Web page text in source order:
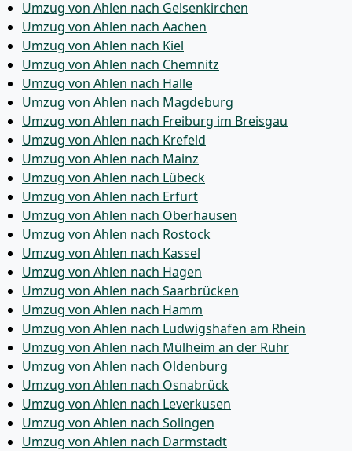
Umzug von Ahlen nach Gelsenkirchen
Umzug von Ahlen nach Aachen
Umzug von Ahlen nach Kiel
Umzug von Ahlen nach Chemnitz
Umzug von Ahlen nach Halle
Umzug von Ahlen nach Magdeburg
Umzug von Ahlen nach Freiburg im Breisgau
Umzug von Ahlen nach Krefeld
Umzug von Ahlen nach Mainz
Umzug von Ahlen nach Lübeck
Umzug von Ahlen nach Erfurt
Umzug von Ahlen nach Oberhausen
Umzug von Ahlen nach Rostock
Umzug von Ahlen nach Kassel
Umzug von Ahlen nach Hagen
Umzug von Ahlen nach Saarbrücken
Umzug von Ahlen nach Hamm
Umzug von Ahlen nach Ludwigshafen am Rhein
Umzug von Ahlen nach Mülheim an der Ruhr
Umzug von Ahlen nach Oldenburg
Umzug von Ahlen nach Osnabrück
Umzug von Ahlen nach Leverkusen
Umzug von Ahlen nach Solingen
Umzug von Ahlen nach Darmstadt